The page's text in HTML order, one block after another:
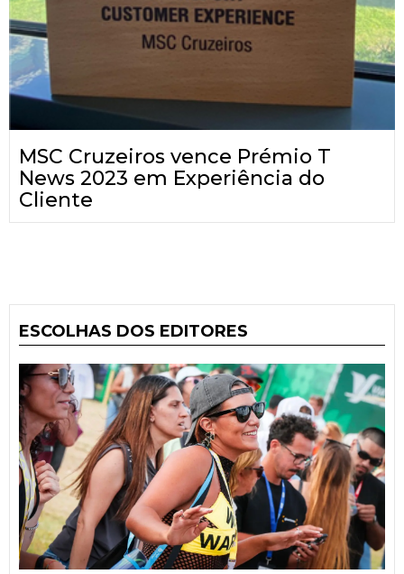
MSC Cruzeiros vence Prémio T
News 2023 em Experiência do
Cliente
ESCOLHAS DOS EDITORES